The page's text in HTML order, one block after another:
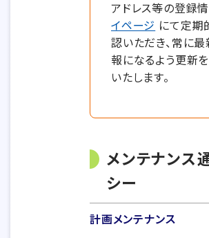
アドレス等の登録
イページ にて定期
認いただき、常に
報になるよう更新
いたします。
メンテナンス
シー
計画メンテナンス